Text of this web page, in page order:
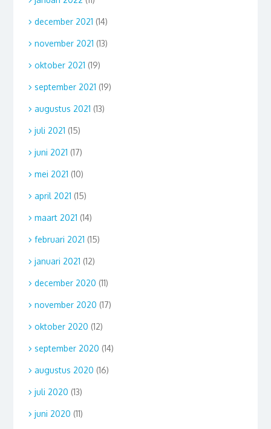
december 2021 (14)
november 2021 (13)
oktober 2021 (19)
september 2021 (19)
augustus 2021 (13)
juli 2021 (15)
juni 2021 (17)
mei 2021 (10)
april 2021 (15)
maart 2021 (14)
februari 2021 (15)
januari 2021 (12)
december 2020 (11)
november 2020 (17)
oktober 2020 (12)
september 2020 (14)
augustus 2020 (16)
juli 2020 (13)
juni 2020 (11)